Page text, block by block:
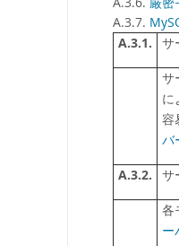
A.3.7.
A.3.1. サ
サ
に
容
バ
A.3.2. サ
各
ー